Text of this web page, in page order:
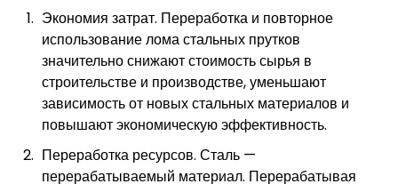
Экономия затрат. Переработка и повторное
использование лома стальных прутков
значительно снижают стоимость сырья в
строительстве и производстве, уменьшают
зависимость от новых стальных материалов и
повышают экономическую эффективность.
Переработка ресурсов. Сталь —
перерабатываемый материал. Перерабатывая